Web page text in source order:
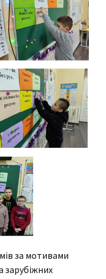
за мотивами
зарубіжних